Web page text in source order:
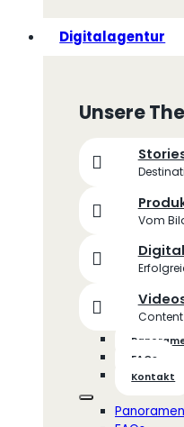
Digitalagentur
Unsere
Vom
FAQs
Kontakt
Panoramen